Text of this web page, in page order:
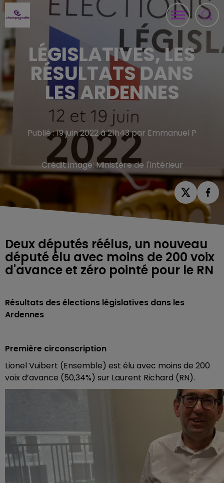
LÉGISLATIVES, LES
RÉSULTATS DANS
LES ARDENNES
Publié : 19 juin 2022 à 21h43 par Emmanuel P
Crédit image:Ministère de l'Intérieur
Deux députés réélus, un nouveau
député élu avec moins de 200 voix
d'avance et zéro pointé pour le RN
Résultats des élections législatives dans les
Ardennes
Première circonscription
Lionel Vuibert (Ensemble) est élu avec moins de 200
voix d’avance (50,34%) sur Laurent Richard (RN).